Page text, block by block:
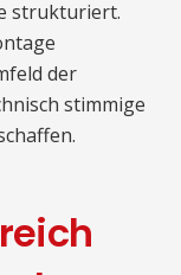
strukturiert.
der
stimmige